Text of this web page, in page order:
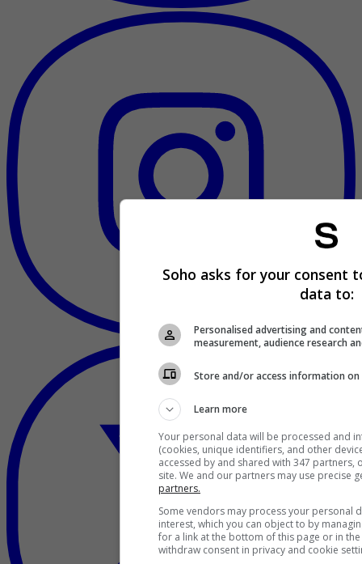
Soho asks for your consent
data to:
Personalised advertising and
measurement, audience research
Store and/or access information on
Learn more
Your personal data will be processed and
(cookies, unique identifiers, and other
accessed by and shared with 347 partners,
site. We and our partners may use precise
partners.
Some vendors may process your personal
interest, which you can object to by
for a link at the bottom of this page or in
withdraw consent in privacy and cookie